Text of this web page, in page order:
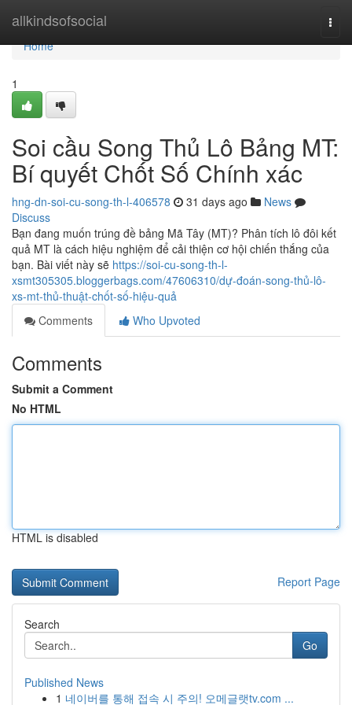
allkindsofsocial
Home
Home
1
Soi cầu Song Thủ Lô Bảng MT:
Bí quyết Chốt Số Chính xác
hng-dn-soi-cu-song-th-l-406578 31 days ago
News
Discuss
Bạn đang muốn trúng đề bảng Mã Tây (MT)? Phân tích lô đôi kết
quả MT là cách hiệu nghiệm để cải thiện cơ hội chiến thắng của
bạn. Bài viết này sẽ https://soi-cu-song-th-l-
xsmt305305.bloggerbags.com/47606310/dự-đoán-song-thủ-lô-
xs-mt-thủ-thuật-chốt-số-hiệu-quả
Comments
Who Upvoted
Comments
Submit a Comment
No HTML
HTML is disabled
Report Page
Search
Go
Published News
1 네이버를 통해 접속 시 주의! 오메글랫tv.com ...